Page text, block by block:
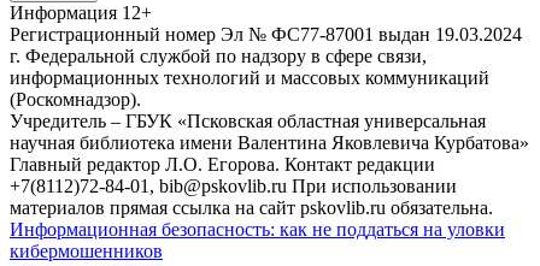
Информация 12+
Регистрационный номер Эл № ФС77-87001 выдан 19.03.2024
г. Федеральной службой по надзору в сфере связи,
информационных технологий и массовых коммуникаций
(Роскомнадзор).
Учредитель – ГБУК «Псковская областная универсальная
научная библиотека имени Валентина Яковлевича Курбатова»
Главный редактор Л.О. Егорова. Контакт редакции
+7(8112)72-84-01, bib@pskovlib.ru При использовании
материалов прямая ссылка на сайт pskovlib.ru обязательна.
Информационная безопасность: как не поддаться на уловки
кибермошенников